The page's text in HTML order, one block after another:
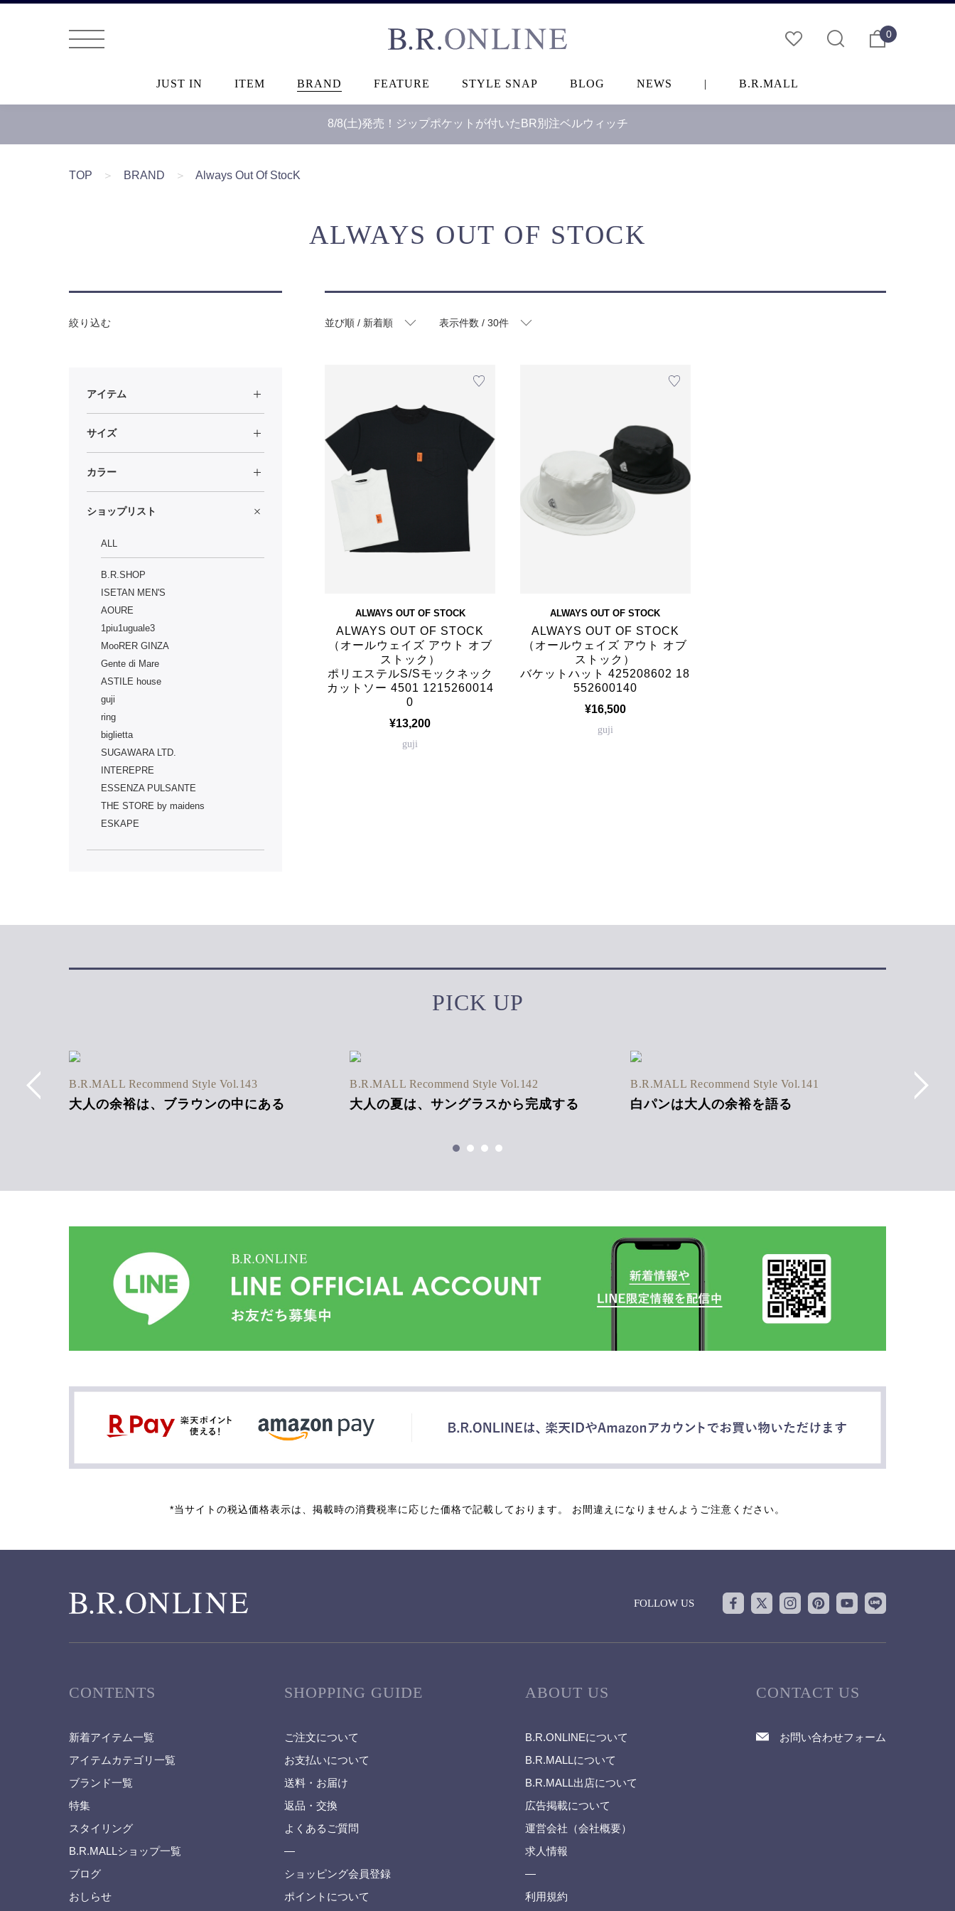
0
JUST IN ITEM BRAND FEATURE STYLE SNAP BLOG NEWS | B.R.MALL
8/8(土)発売！ジップポケットが付いたBR別注ベルウィッチ
TOP ＞ BRAND ＞ Always Out Of StocK
ALWAYS OUT OF STOCK
絞り込む
アイテム
サイズ
カラー
ショップリスト
ALL
B.R.SHOP
ISETAN MEN'S
AOURE
1piu1uguale3
MooRER GINZA
Gente di Mare
ASTILE house
guji
ring
biglietta
SUGAWARA LTD.
INTEREPRE
ESSENZA PULSANTE
THE STORE by maidens
ESKAPE
並び順 / 新着順 表示件数 / 30件
ALWAYS OUT OF STOCK
ALWAYS OUT OF STOCK
（オールウェイズ アウト オブ
ストック）
ポリエステルS/Sモックネック
カットソー 4501 1215260014
0
¥13,200
guji
ALWAYS OUT OF STOCK
ALWAYS OUT OF STOCK
（オールウェイズ アウト オブ
ストック）
バケットハット 425208602 18
552600140
¥16,500
guji
PICK UP
Vol.1
ン混
B.R.MALL Recommend Style Vol.143
大人の余裕は、ブラウンの中にある
B.R.MALL Recommend Style Vol.142
大人の夏は、サングラスから完成する
B.R.MALL Recommend Style Vol.141
白パンは大人の余裕を語る
スト
*当サイトの税込価格表示は、掲載時の消費税率に応じた価格で記載しております。 お間違えになりませんようご注意ください。
FOLLOW US
CONTENTS
新着アイテム一覧
アイテムカテゴリ一覧
ブランド一覧
特集
スタイリング
B.R.MALLショップ一覧
ブログ
おしらせ
SHOPPING GUIDE
ご注文について
お支払いについて
送料・お届け
返品・交換
よくあるご質問
—
ショッピング会員登録
ポイントについて
ABOUT US
B.R.ONLINEについて
B.R.MALLについて
B.R.MALL出店について
広告掲載について
運営会社（会社概要）
求人情報
—
利用規約
CONTACT US
お問い合わせフォーム